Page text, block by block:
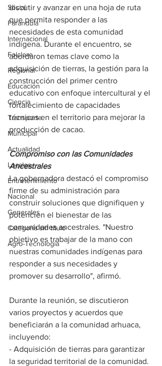
Social
Farandula
Internacional
Folclore
Regional
Educación
Ciencia
Transporte
Municipal
Actualidad
Locales
Entretenimiento
Nacional
Generales
Categoría sin título
Agro-Tecnología
discutir y avanzar en una hoja de ruta
que permita responder a las
necesidades de esta comunidad
indígena. Durante el encuentro, se
abordaron temas clave como la
adquisición de tierras, la gestión para la
construcción del primer centro
educativo con enfoque intercultural y el
fortalecimiento de capacidades
técnicas en el territorio para mejorar la
producción de cacao.
Compromiso con las Comunidades
Ancestrales
La gobernadora destacó el compromiso
firme de su administración para
construir soluciones que dignifiquen y
potencien el bienestar de las
comunidades ancestrales. "Nuestro
objetivo es trabajar de la mano con
nuestras comunidades indígenas para
responder a sus necesidades y
promover su desarrollo", afirmó.
Durante la reunión, se discutieron
varios proyectos y acuerdos que
beneficiarán a la comunidad arhuaca,
incluyendo:
- Adquisición de tierras para garantizar
la seguridad territorial de la comunidad.